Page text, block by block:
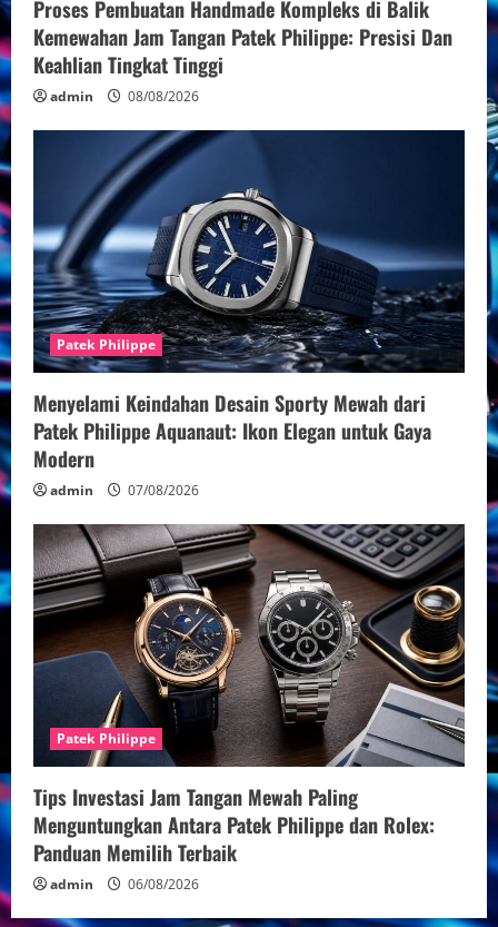
Proses Pembuatan Handmade Kompleks di Balik
Kemewahan Jam Tangan Patek Philippe: Presisi Dan
Keahlian Tingkat Tinggi
admin 08/08/2026
Patek Philippe
Menyelami Keindahan Desain Sporty Mewah dari
Patek Philippe Aquanaut: Ikon Elegan untuk Gaya
Modern
admin 07/08/2026
Patek Philippe
Tips Investasi Jam Tangan Mewah Paling
Menguntungkan Antara Patek Philippe dan Rolex:
Panduan Memilih Terbaik
admin 06/08/2026